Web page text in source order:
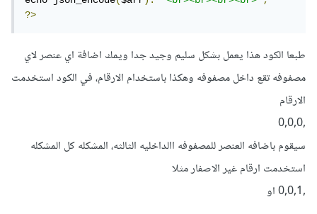
?>
طبعا الكود هذا يعمل بشكل سليم وجيد جدا ويمك اضافة اي عنصر لاي
مصفوفه تقع داخل مصفوفه وهكذا باستخدام الارقام، في الكود استخدمت
الارقام
سيقوم باضافه العنصر للمصفوفه االداخليه الثالثه، المشكله كل المشكله
استخدمت ارقام غير الاصفار مثلا